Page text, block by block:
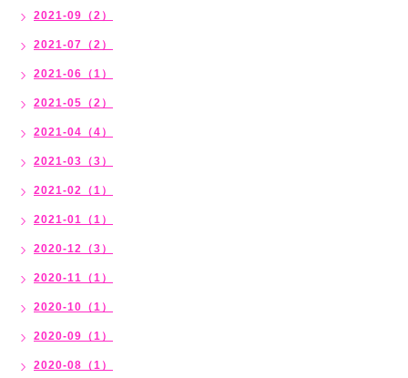
2021-09（2）
2021-07（2）
2021-06（1）
2021-05（2）
2021-04（4）
2021-03（3）
2021-02（1）
2021-01（1）
2020-12（3）
2020-11（1）
2020-10（1）
2020-09（1）
2020-08（1）